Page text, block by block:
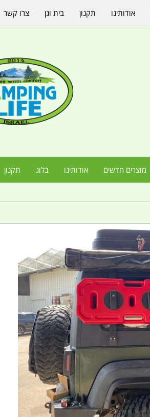
מוצרים חדשים אודותינו בלוג תקנון
אודותינו תקנון בית וגן צרו קשר